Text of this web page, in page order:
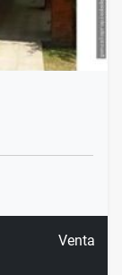
Venta